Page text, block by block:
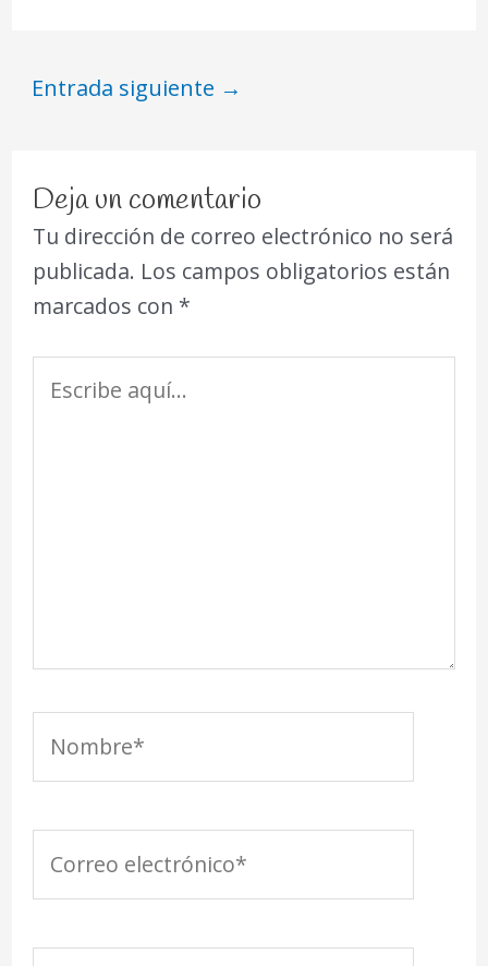
Entrada siguiente →
Deja un comentario
Tu dirección de correo electrónico no será
publicada. Los campos obligatorios están
marcados con *
aquí...
electrónico*